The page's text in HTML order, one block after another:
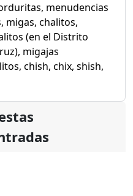
menudencias
migas, chalitos,
(en el Distrito
migajas
chish, chix, shish,